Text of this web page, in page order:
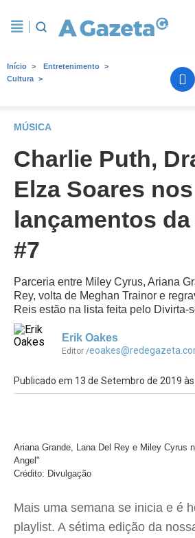
Início
Entretenimento
Cultura
MÚSICA
Charlie Puth,
Elza Soares nos
lançamentos
#7
Parceria entre Miley Cyrus, Ariana
Rey, volta de Meghan Trainor e
Reis estão na lista feita pelo Divirta-
Erik Oakes
Editor /
Publicado em 13 de Setembro de 2019
Ariana Grande, Lana Del Rey e Miley Cyrus
Angel"
Crédito: Divulgação
Mais uma semana se inicia e é
playlist. A sétima edição da